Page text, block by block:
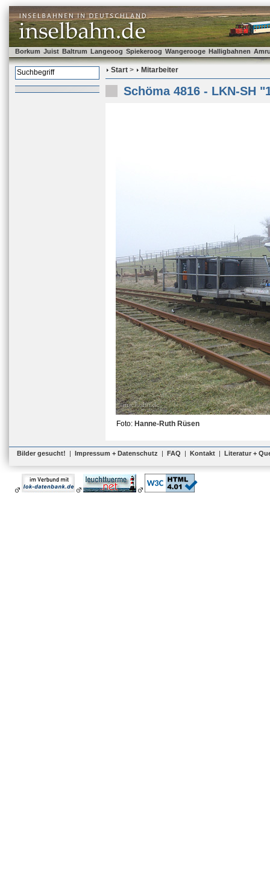
Borkum Juist Baltrum Langeoog Spiekeroog Wangerooge Halligbahnen
Start > Mitarbeiter
Schöma 4816 - LKN-SH
Foto: Hanne-Ruth Rüsen
Bilder gesucht! | Impressum + Datenschutz | FAQ | Kontakt | Literatur +